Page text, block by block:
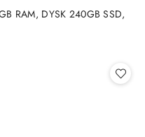
RAM, DYSK 240GB SSD,